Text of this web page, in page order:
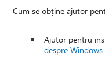
Cum se obține ajutor
Ajutor pentru
despre